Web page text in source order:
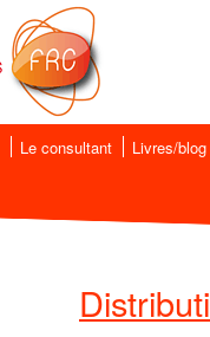
Le consultant Livres/blog